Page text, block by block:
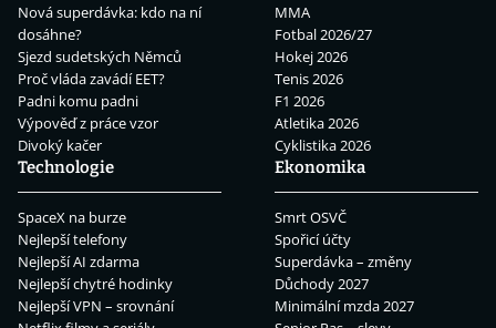
Nová superdávka: kdo na ní
dosáhne?
Sjezd sudetských Němců
Proč vláda zavádí EET?
Padni komu padni
Výpověď z práce vzor
Divoký kačer
MMA
Fotbal 2026/27
Hokej 2026
Tenis 2026
F1 2026
Atletika 2026
Cyklistika 2026
Technologie
SpaceX na burze
Nejlepší telefony
Nejlepší AI zdarma
Nejlepší chytré hodinky
Nejlepší VPN – srovnání
Ekonomika
Smrt OSVČ
Spořicí účty
Superdávka – změny
Důchody 2027
Minimální mzda 2027